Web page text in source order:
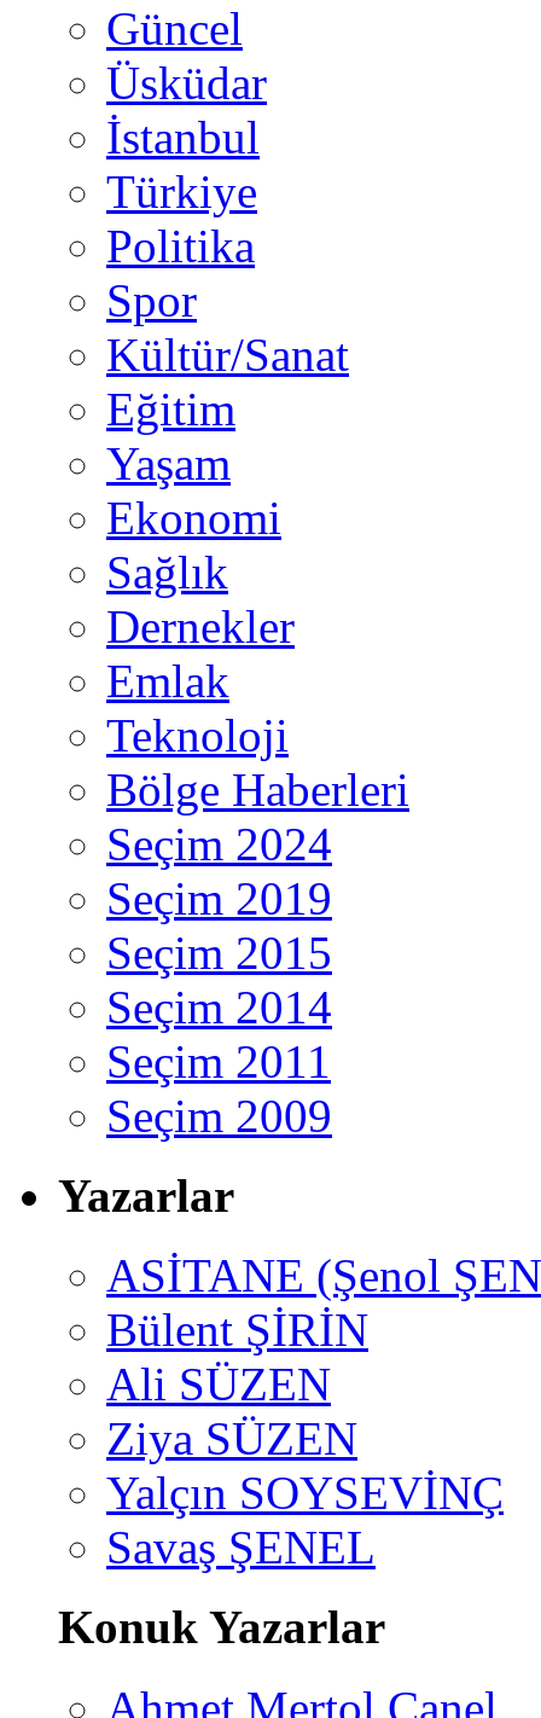
Güncel
Üsküdar
İstanbul
Türkiye
Politika
Spor
Kültür/Sanat
Eğitim
Yaşam
Ekonomi
Sağlık
Dernekler
Emlak
Teknoloji
Bölge Haberleri
Seçim 2024
Seçim 2019
Seçim 2015
Seçim 2014
Seçim 2011
Seçim 2009
Yazarlar
ASİTANE (Şenol
Bülent ŞİRİN
Ali SÜZEN
Ziya SÜZEN
Yalçın SOYSEVİNÇ
Savaş ŞENEL
Konuk Yazarlar
Ahmet Mertol Canel